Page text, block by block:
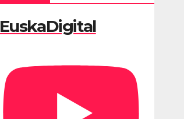
EuskaDigital